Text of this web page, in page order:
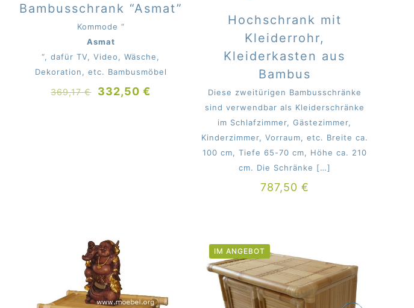
Bambusschrank “Asmat”
Kommode “
Asmat
“, dafür TV, Video, Wäsche,
Dekoration, etc. Bambusmöbel
369,17€
Ursprünglicher
332,50€
332,50 €.
Hochschrank mit
Kleiderrohr,
Kleiderkasten aus
Bambus
Diese zweitürigen Bambusschränke
sind verwendbar als Kleiderschränke
im Schlafzimmer, Gästezimmer,
Kinderzimmer, Vorraum, etc. Breite ca.
100 cm, Tiefe 65-70 cm, Höhe ca. 210
cm. Die Schränke […]
787,50 €
IM ANGEBOT